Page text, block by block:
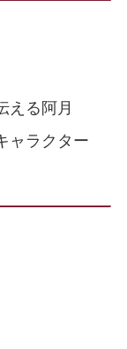
える阿月
ャラクター